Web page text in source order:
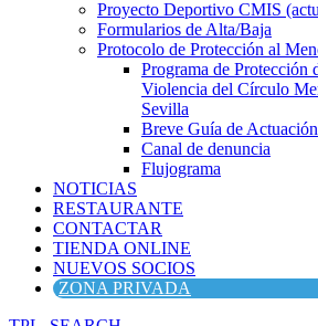
Proyecto Deportivo CMIS
Formularios de Alta/Baja
Protocolo de Protección al
Programa de Protección
Violencia del Círculo
Sevilla
Breve Guía de Actuación
Canal de denuncia
Flujograma
NOTICIAS
RESTAURANTE
CONTACTAR
TIENDA ONLINE
NUEVOS SOCIOS
ZONA PRIVADA